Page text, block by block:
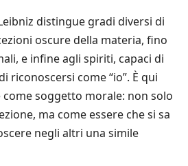
distingue gradi diversi di
oscure della materia, fino
e infine agli spiriti, capaci di
riconoscersi come “io”. È qui
come soggetto morale: non solo
ma come essere che si sa
negli altri una simile